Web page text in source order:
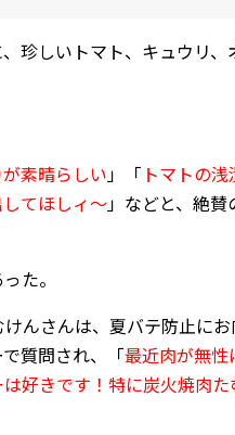
珍しいトマト、キュウリ、
素晴らしい 」「 トマトの
てほしィ～」などと、絶
た。
んさんは、夏バテ防止に
質問され、「最近肉が無性
好きです！特に炭火焼肉た